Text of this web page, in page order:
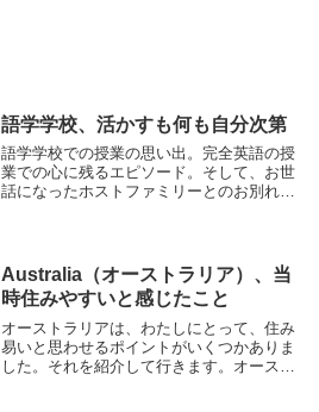
語学学校、活かすも何も自分次第
語学学校での授業の思い出。完全英語の授
業での心に残るエピソード。そして、お世
話になったホストファミリーとのお別れ。
Australia（オーストラリア）、当
時住みやすいと感じたこと
オーストラリアは、わたしにとって、住み
易いと思わせるポイントがいくつかありま
した。それを紹介して行きます。オースト